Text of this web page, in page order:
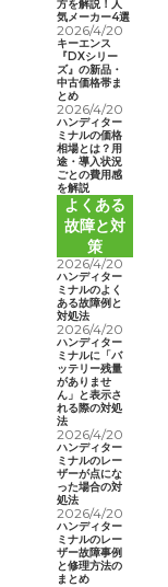
方を解説！人
気メーカー4選
2026/4/20
キーエンス
『DXシリー
ズ』の新品・
中古価格帯ま
とめ
2026/4/20
ハンディター
ミナルの価格
相場とは？用
途・導入状況
ごとの費用感
を解説
よくある
故障と対
策
2026/4/20
ハンディター
ミナルのよく
ある故障例と
対処法
2026/4/20
ハンディター
ミナルに「バ
ッテリー残量
がありませ
ん」と表示さ
れる際の対処
法
2026/4/20
ハンディター
ミナルのレー
ザーが点にな
った場合の対
処法
2026/4/20
ハンディター
ミナルのレー
ザー故障事例
と修理方法の
まとめ